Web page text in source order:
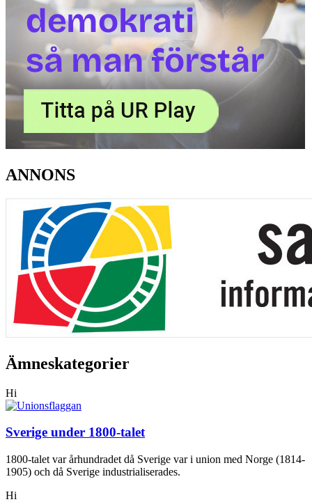
ANNONS
Ämneskategorier
Hi
Sverige under 1800-talet
1800-talet var århundradet då Sverige var i union med Norge (1814-
1905) och då Sverige industrialiserades.
Hi